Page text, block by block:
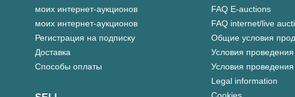
моих интернет-аукционов
моих интернет-аукционов
Регистрация на подписку
Доставка
Способы оплаты
FAQ E-auctions
FAQ internet/live
Общие условия
Условия
Условия
Legal information
Cookies